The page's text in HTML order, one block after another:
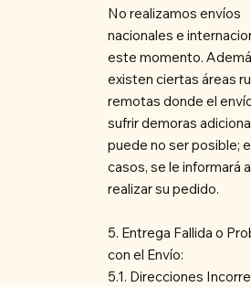
No realizamos envíos
nacionales e
este momento.
existen ciertas áreas
remotas donde el
sufrir demoras
puede no ser posible;
casos, se le informará
realizar su pedido.
5. Entrega Fallida o
con el Envío:
5.1. Direcciones